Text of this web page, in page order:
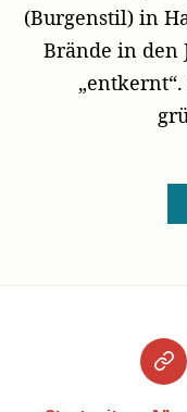
(Burgenstil) in
Brände in den